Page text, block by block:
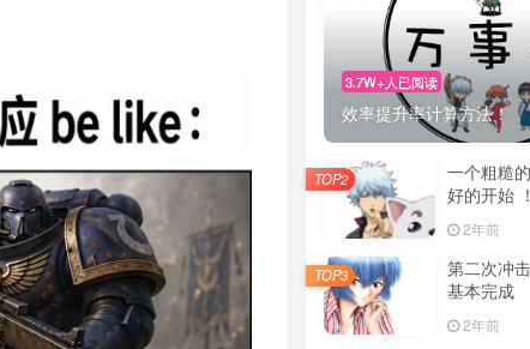
3.7W+人已阅读
效率提升率计算方法！
一个粗糙
好的开始 ！
2年前
TOP2
第二次冲
基本完成
2年前
TOP3